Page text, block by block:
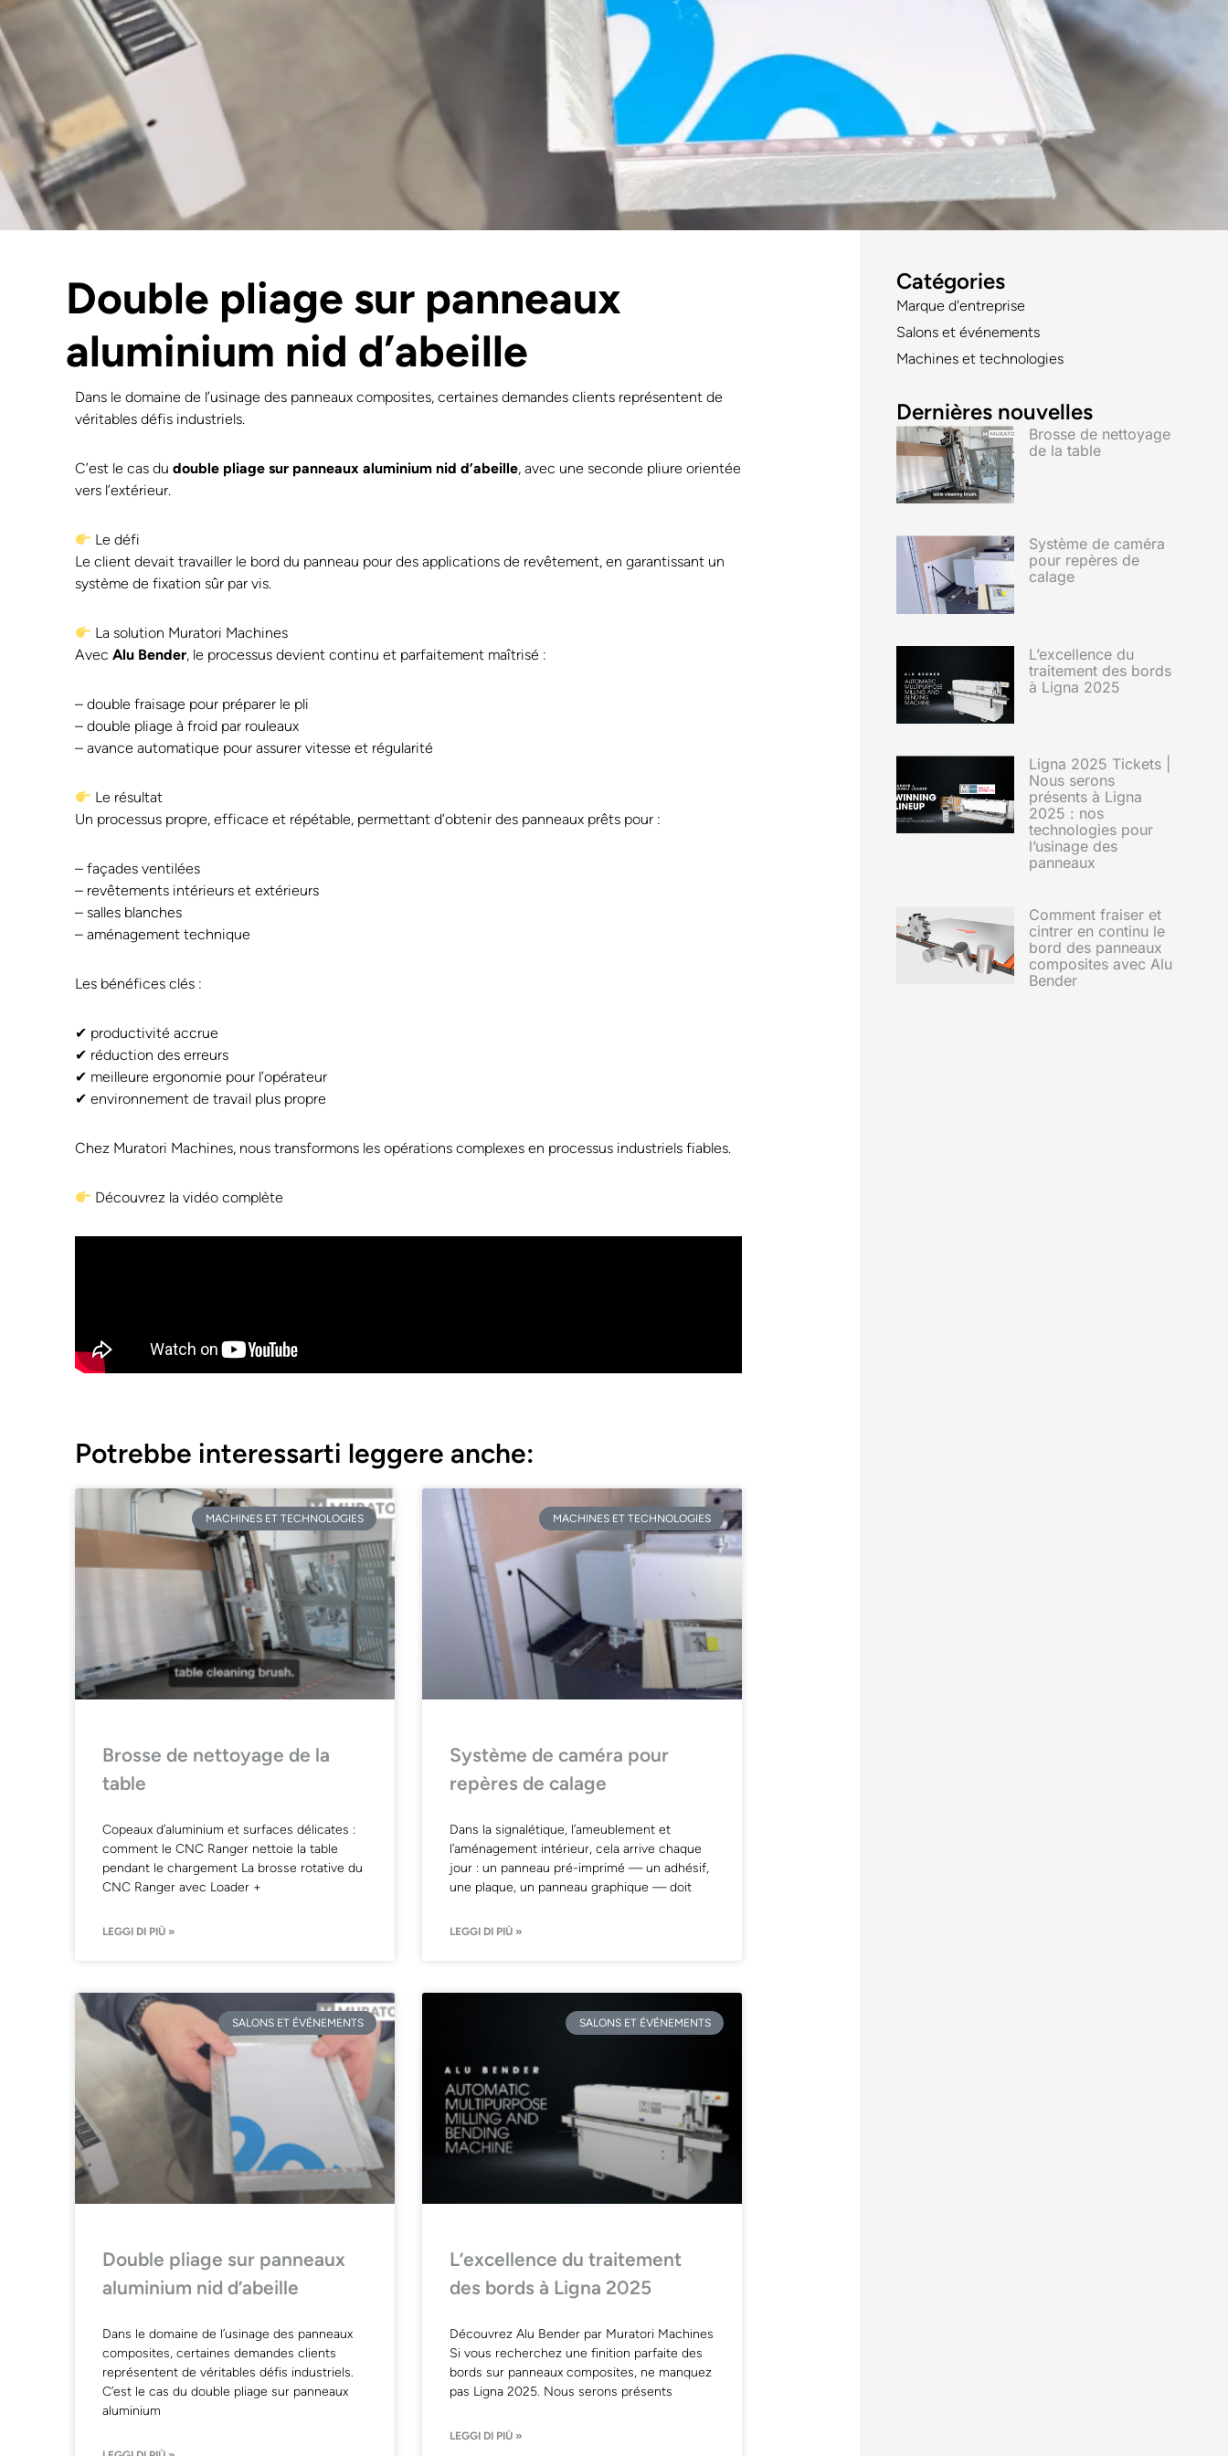
Double pliage sur panneaux
aluminium nid d’abeille
Dans le domaine de l’usinage des panneaux composites, certaines demandes clients représentent de
véritables défis industriels.
C’est le cas du double pliage sur panneaux aluminium nid d’abeille, avec une seconde pliure orientée
vers l’extérieur.
Le défi
Le client devait travailler le bord du panneau pour des applications de revêtement, en garantissant un
système de fixation sûr par vis.
La solution Muratori Machines
Avec Alu Bender, le processus devient continu et parfaitement maîtrisé :
– double fraisage pour préparer le pli
– double pliage à froid par rouleaux
– avance automatique pour assurer vitesse et régularité
Le résultat
Un processus propre, efficace et répétable, permettant d’obtenir des panneaux prêts pour :
– façades ventilées
– revêtements intérieurs et extérieurs
– salles blanches
– aménagement technique
Les bénéfices clés :
✔ productivité accrue
✔ réduction des erreurs
✔ meilleure ergonomie pour l’opérateur
✔ environnement de travail plus propre
Chez Muratori Machines, nous transformons les opérations complexes en processus industriels fiables.
Découvrez la vidéo complète
Potrebbe interessarti leggere anche:
MACHINES ET TECHNOLOGIES
Brosse de nettoyage de la
table
Copeaux d’aluminium et surfaces délicates :
comment le CNC Ranger nettoie la table
pendant le chargement La brosse rotative du
CNC Ranger avec Loader +
LEGGI DI PIÙ »
MACHINES ET TECHNOLOGIES
Système de caméra pour
repères de calage
Dans la signalétique, l’ameublement et
l’aménagement intérieur, cela arrive chaque
jour : un panneau pré-imprimé — un adhésif,
une plaque, un panneau graphique — doit
LEGGI DI PIÙ »
SALONS ET ÉVÉNEMENTS
Double pliage sur panneaux
aluminium nid d’abeille
Dans le domaine de l’usinage des panneaux
composites, certaines demandes clients
représentent de véritables défis industriels.
C’est le cas du double pliage sur panneaux
aluminium
SALONS ET ÉVÉNEMENTS
L’excellence du traitement
des bords à Ligna 2025
Découvrez Alu Bender par Muratori Machines
Si vous recherchez une finition parfaite des
bords sur panneaux composites, ne manquez
pas Ligna 2025. Nous serons présents
LEGGI DI PIÙ »
Catégories
Marque d'entreprise
Salons et événements
Machines et technologies
Dernières nouvelles
Brosse de nettoyage
de la table
Système de caméra
pour repères de
calage
L’excellence du
traitement des bords
à Ligna 2025
Ligna 2025 Tickets |
Nous serons
présents à Ligna
2025 : nos
technologies pour
l’usinage des
panneaux
Comment fraiser et
cintrer en continu le
bord des panneaux
composites avec Alu
Bender